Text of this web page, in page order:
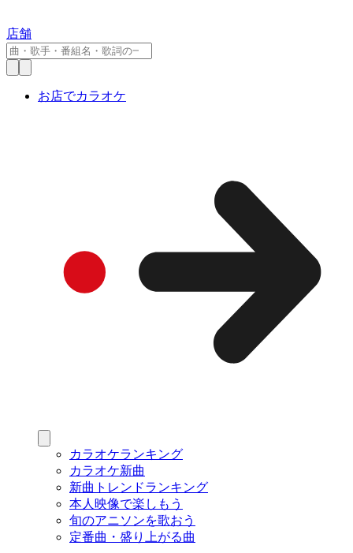
店舗
お店でカラオケ
カラオケランキング
カラオケ新曲
新曲トレンドランキング
本人映像で楽しもう
旬のアニソンを歌おう
定番曲・盛り上がる曲